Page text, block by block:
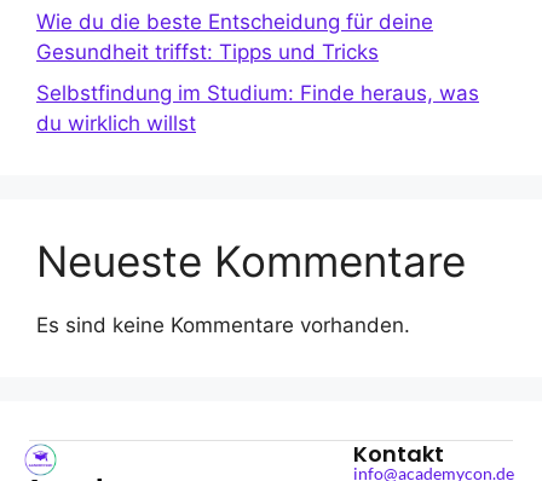
Wie du die beste Entscheidung für deine
Gesundheit triffst: Tipps und Tricks
Selbstfindung im Studium: Finde heraus, was
du wirklich willst
Neueste Kommentare
Es sind keine Kommentare vorhanden.
Kontakt
info@academycon.de